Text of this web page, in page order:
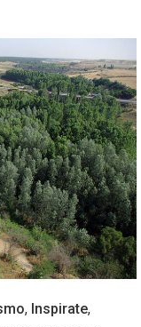
, Inspirate,
Lockdown